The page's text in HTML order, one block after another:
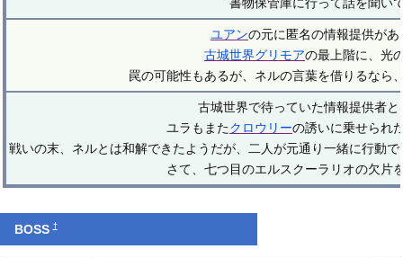
ユアンの元に匿名の情報提供が
古城世界グリモアの最上階に、光
罠の可能性もあるが、ネルの言葉を借りるなら
古城世界で待っていた情報提供者
ユラもまたクロウリーの誘いに乗せられ
戦いの末、ネルとは和解できたようだが、二人が元通り一緒に行動
さて、七つ目のエルスクーラリオの欠片
BOSS†